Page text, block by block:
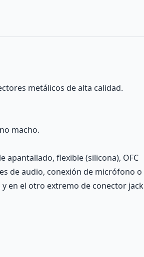
metálicos de alta calidad.
macho.
apantallado, flexible (silicona), OFC
de audio, conexión de micrófono o
en el otro extremo de conector jack